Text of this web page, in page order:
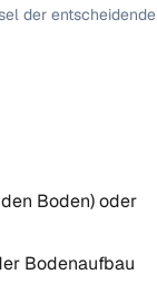
der entscheidende
Boden) oder
Bodenaufbau